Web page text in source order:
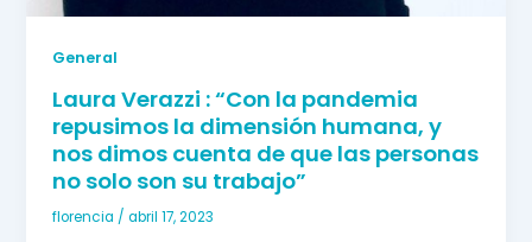
General
Laura Verazzi : “Con la pandemia
repusimos la dimensión humana, y
nos dimos cuenta de que las personas
no solo son su trabajo”
florencia /abril 17, 2023